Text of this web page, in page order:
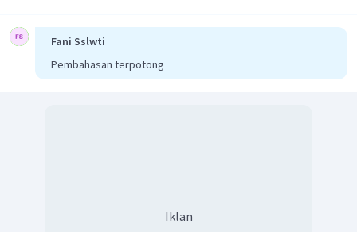
Fani Sslwti
Pembahasan terpotong
Iklan